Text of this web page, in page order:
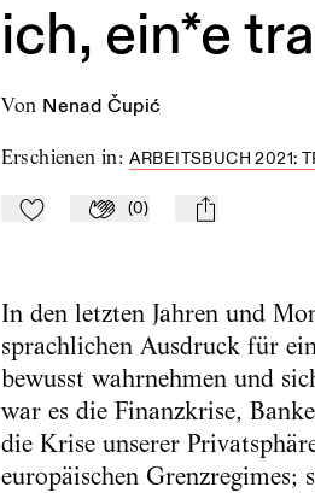
ich, ein*e
von Nenad Čupić
Erschienen in: ARBEITSBUCH 2021:
Zu Mein-TdZ hinzufügen
Applaudieren
(0) mail
In den letzten Jahren und
sprachlichen Ausdruck für
bewusst wahrnehmen und
war es die Finanzkrise,
die Krise unserer
europäischen Grenzregimes;